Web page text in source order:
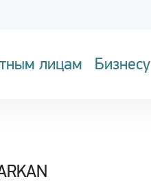
лицам Бизнесу